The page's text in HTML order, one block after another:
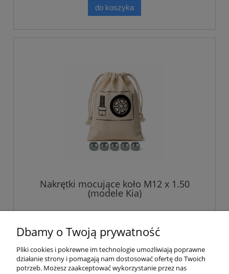
do koszyka
Nakrętki mocujące koło M12 x 1.50
(modele Kia)
do koszyka
Dbamy o Twoją prywatność
Pliki cookies i pokrewne im technologie umożliwiają poprawne
działanie strony i pomagają nam dostosować ofertę do Twoich
potrzeb. Możesz zaakceptować wykorzystanie przez nas